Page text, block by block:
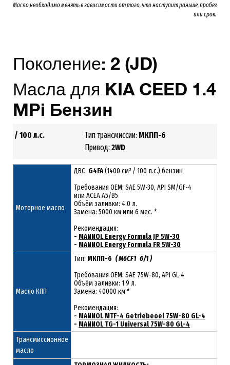
Масло необходимо менятьв зависимости от того, что наступит раньше, пробег
или срок.
Поколение: 2 (JD)
Масла для KIA CEED 1.4
MPi Бензин
/ 100 л.с.
Тип трансмиссии: МКПП-6
Привод: 2WD
Моторное масло
ДВС: G4FA(1400 см³ / 100 л.с.) бензин
Требования ОЕМ: SAE 5W-30, API SM/GF-4
или ACEA A5/B5
Объём заливки: 4.0 л.
Замена: 5000 км или 6 мес. *
Рекомендация:
- MANNOL Energy Formula JP 5W-30
- MANNOL Energy Formula FR 5W-30
Масло КПП
Тип: МКПП-6 ( M6CF1 6/1 )
Требования OEM: SAE 75W-80, API GL-4
Объём заливки: 1.9 л.
Замена: 40000 км *
Рекомендация:
- MANNOL MTF-4 Getriebeoel 75W-80 GL-4
- MANNOL TG-1 Universal 75W-80 GL-4
Трансмиссионное
масло